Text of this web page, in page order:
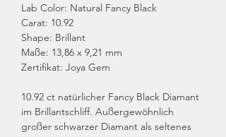
Lab Color: Natural Fancy Black
Carat: 10.92
Shape: Brillant
Maße: 13,86 x 9,21 mm
Zertifikat: Joya Gem
10.92 ct natürlicher Fancy Black Diamant
im Brillantschliff. Außergewöhnlich
großer schwarzer Diamant als seltenes